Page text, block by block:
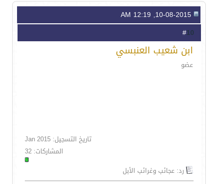
10
ابن شعيب العنبسي
عضو
تاريخ التسجيل: Jan 2015
المشاركات: 32
رد: عجائب وغرائب الأبل